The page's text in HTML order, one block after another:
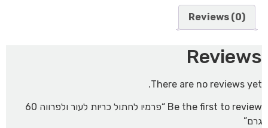
Reviews (0)
Reviews
There are no reviews yet.
Be the first to review “פרמיו לחתול כריות לעור ולפרווה 60
גרם”